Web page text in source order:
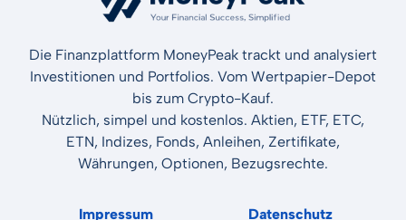
Die Finanzplattform MoneyPeak trackt und analysiert
Investitionen und Portfolios. Vom Wertpapier-Depot
bis zum Crypto-Kauf.
Nützlich, simpel und kostenlos. Aktien, ETF, ETC,
ETN, Indizes, Fonds, Anleihen, Zertifikate,
Währungen, Optionen, Bezugsrechte.
Impressum Datenschutz